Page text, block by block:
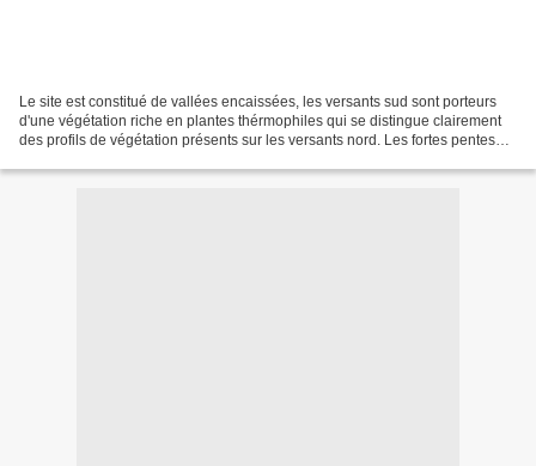
Le site est constitué de vallées encaissées, les versants sud sont porteurs
d'une végétation riche en plantes thérmophiles qui se distingue clairement
des profils de végétation présents sur les versants nord. Les fortes pentes